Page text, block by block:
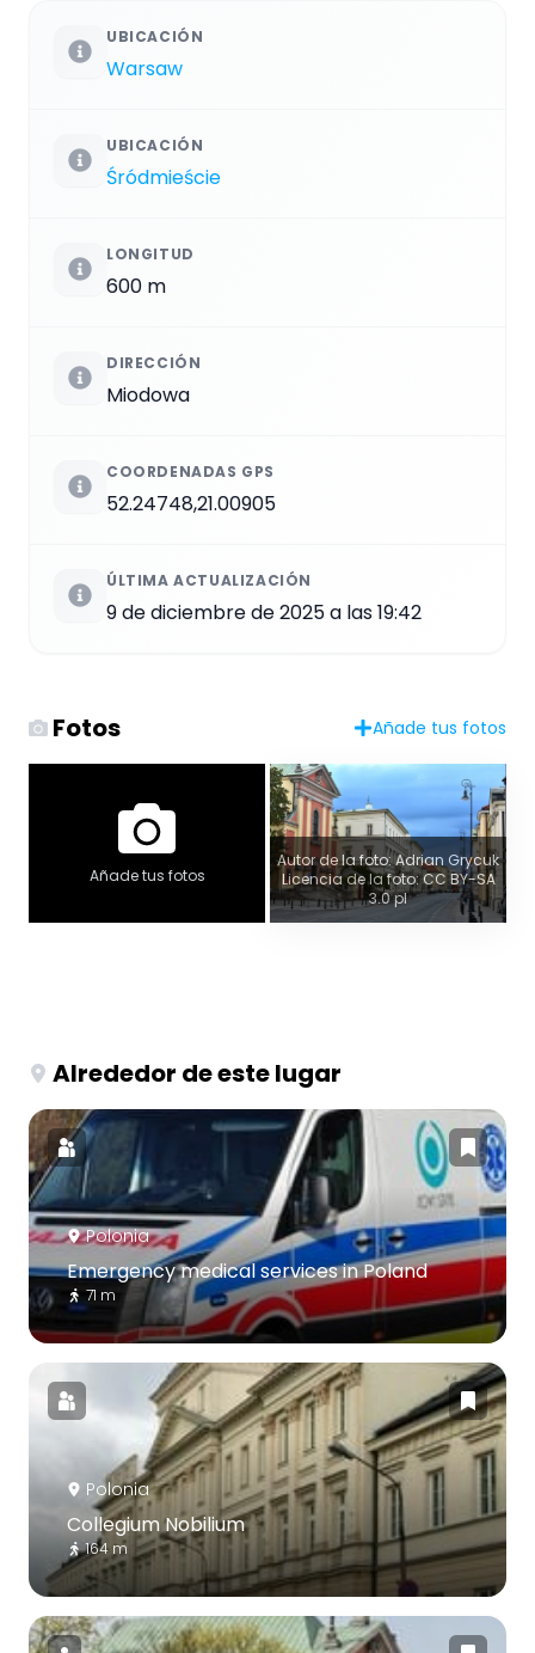
UBICACIÓN
Warsaw
UBICACIÓN
Śródmieście
LONGITUD
600 m
DIRECCIÓN
Miodowa
COORDENADAS GPS
52.24748,21.00905
ÚLTIMA ACTUALIZACIÓN
9 de diciembre de 2025 a las 19:42
Fotos Añade tus fotos
Añade tus fotos
Autor de la foto: Adrian Grycuk
Licencia de la foto: CC BY-SA
3.0 pl
Alrededor de este lugar
Polonia
Emergency medical services in Poland
71 m
Polonia
Collegium Nobilium
164 m